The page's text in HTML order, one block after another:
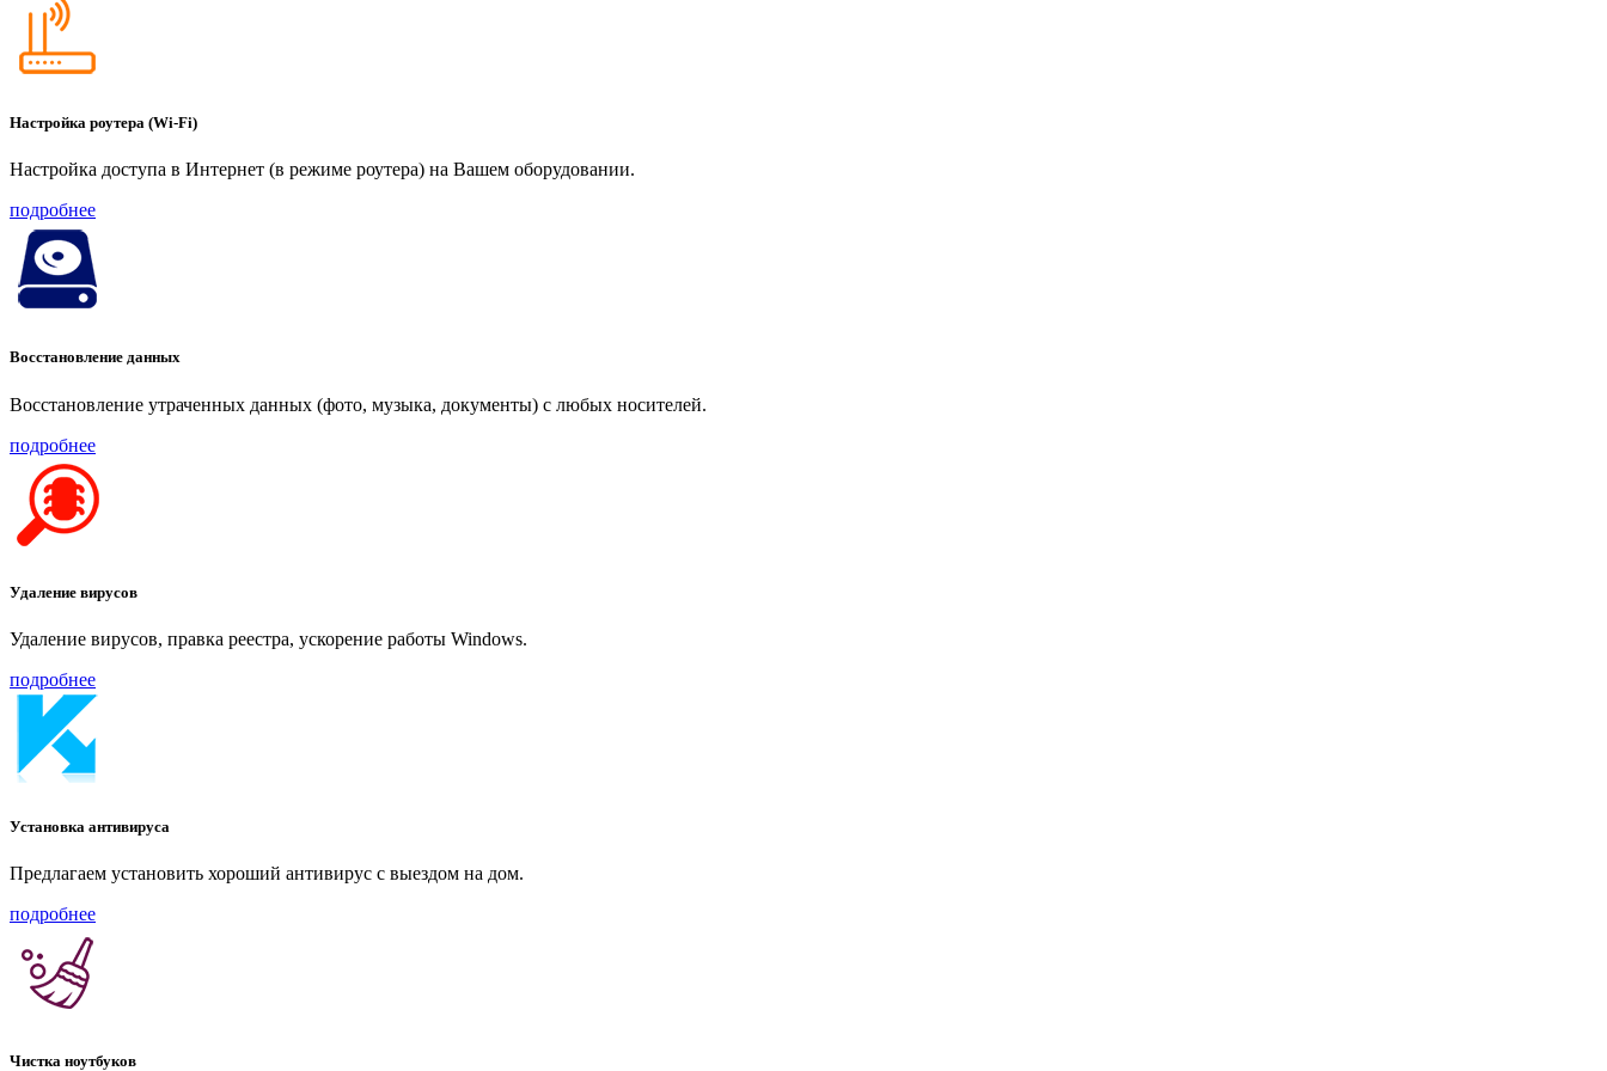
Настройка роутера (Wi-Fi)
Настройка доступа в Интернет (в режиме роутера) на Вашем оборудовании.
подробнее
Восстановление данных
Восстановление утраченных данных (фото, музыка, документы) с любых носителей.
подробнее
Удаление вирусов
Удаление вирусов, правка реестра, ускорение работы Windows.
подробнее
Установка антивируса
Предлагаем установить хороший антивирус с выездом на дом.
подробнее
Чистка ноутбуков